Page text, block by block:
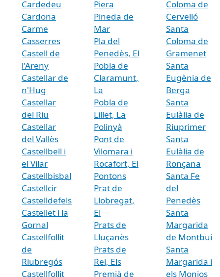
Cardedeu
Cardona
Carme
Casserres
Castell de
l'Areny
Castellar de
n'Hug
Castellar
del Riu
Castellar
del Vallès
Castellbell i
el Vilar
Castellbisbal
Castellcir
Castelldefels
Castellet i la
Gornal
Castellfollit
de
Riubregós
Castellfollit
Piera
Pineda de
Mar
Pla del
Penedès, El
Pobla de
Claramunt,
La
Pobla de
Lillet, La
Polinyà
Pont de
Vilomara i
Rocafort, El
Pontons
Prat de
Llobregat,
El
Prats de
Lluçanès
Prats de
Rei, Els
Premià de
Coloma de
Cervelló
Santa
Coloma de
Gramenet
Santa
Eugènia de
Berga
Santa
Eulàlia de
Riuprimer
Santa
Eulàlia de
Ronçana
Santa Fe
del
Penedès
Santa
Margarida
de Montbui
Santa
Margarida i
els Monjos